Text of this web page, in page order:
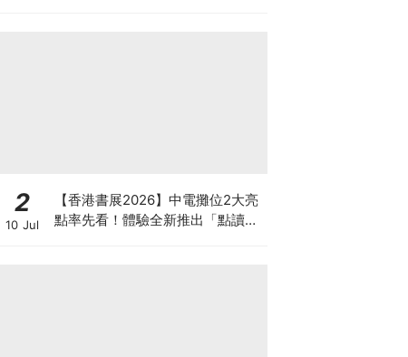
2
10 Jul
【香港書展2026】中電攤位2大亮
點率先看！體驗全新推出「點讀故